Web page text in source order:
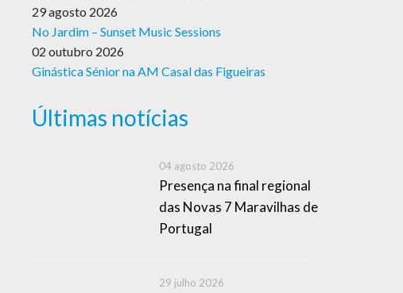
29 agosto 2026
No Jardim – Sunset Music Sessions
02 outubro 2026
Ginástica Sénior na AM Casal das Figueiras
Últimas notícias
04 agosto 2026
Presença na final regional
das Novas 7 Maravilhas de
Portugal
29 julho 2026